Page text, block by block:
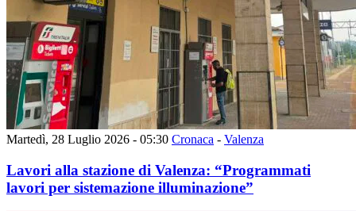
Martedì, 28 Luglio 2026 - 05:30 Cronaca - Valenza
Lavori alla stazione di Valenza: “Programmati
lavori per sistemazione illuminazione”